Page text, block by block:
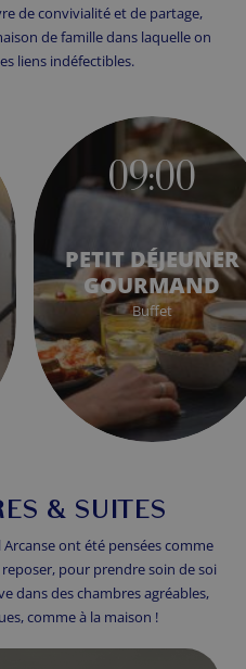
de convivialité et de partage,
de famille dans laquelle on
liens indéfectibles.
09:00
PETIT DÉJEUNER
GOURMAND
Buffet
& SUITES
ont été pensées comme
pour prendre soin de soi
dans des chambres agréables,
comme à la maison !